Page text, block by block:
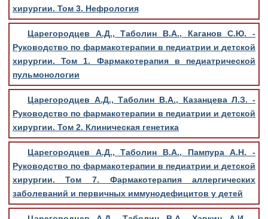
хирургии. Том 3. Нефрология
Царегородцев А.Д., Таболин В.А., Каганов С.Ю. -
Руководство по фармакотерапии в педиатрии и детской
хирургии. Том 1. Фармакотерапия в педиатрической
пульмонологии
Царегородцев А.Д., Таболин В.А., Казанцева Л.З. -
Руководство по фармакотерапии в педиатрии и детской
хирургии. Том 2. Клиническая генетика
Царегородцев А.Д., Таболин В.А., Пампура А.Н. -
Руководство по фармакотерапии в педиатрии и детской
хирургии. Том 7. Фармакотерапия аллергических
заболеваний и первичных иммунодефицитов у детей